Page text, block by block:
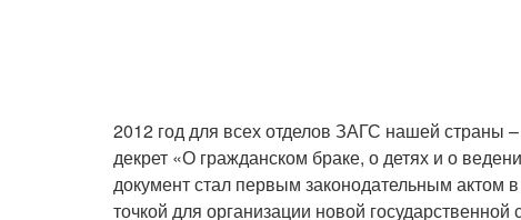
2012 год для всех отделов ЗАГС нашей страны
декрет «О гражданском браке, о детях и о
документ стал первым законодательным актом
точкой для организации новой